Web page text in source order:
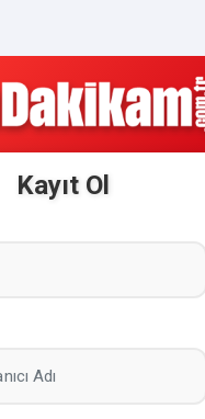
Kayıt Ol